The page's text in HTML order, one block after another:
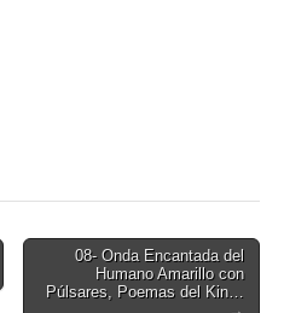
08- Onda Encantada del
Humano Amarillo con
Púlsares, Poemas del Kin…